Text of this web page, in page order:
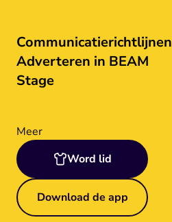
Communicatierichtlijnen
Adverteren in BEAM
Stage
Meer
Word lid
Download de app